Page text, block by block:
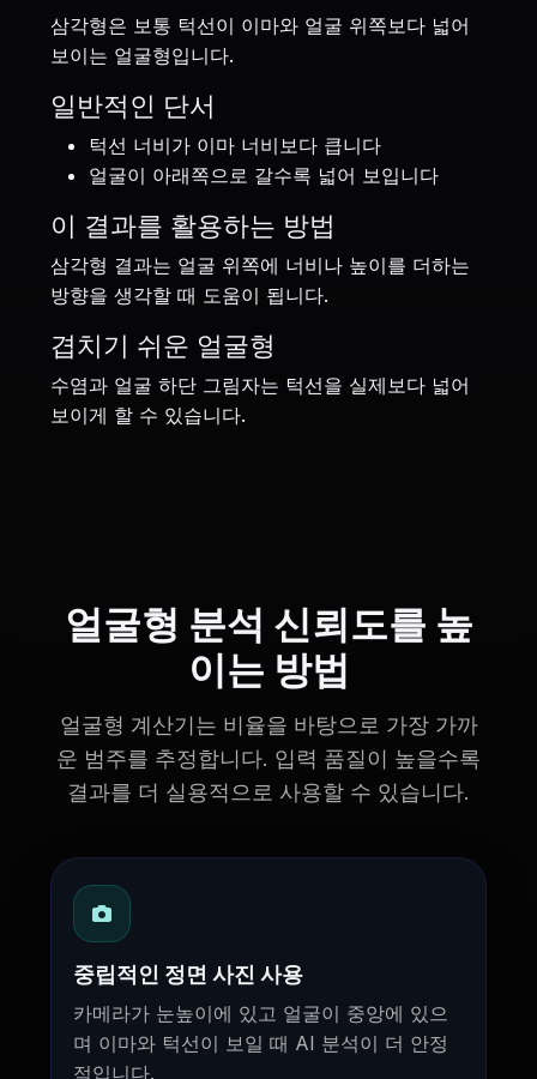
삼각형은 보통 턱선이 이마와 얼굴 위쪽보다 넓어
보이는 얼굴형입니다.
일반적인 단서
턱선 너비가 이마 너비보다 큽니다
얼굴이 아래쪽으로 갈수록 넓어 보입니다
이 결과를 활용하는 방법
삼각형 결과는 얼굴 위쪽에 너비나 높이를 더하는
방향을 생각할 때 도움이 됩니다.
겹치기 쉬운 얼굴형
수염과 얼굴 하단 그림자는 턱선을 실제보다 넓어
보이게 할 수 있습니다.
얼굴형 분석 신뢰도를 높
이는 방법
얼굴형 계산기는 비율을 바탕으로 가장 가까
운 범주를 추정합니다. 입력 품질이 높을수록
결과를 더 실용적으로 사용할 수 있습니다.
중립적인 정면 사진 사용
카메라가 눈높이에 있고 얼굴이 중앙에 있으
며 이마와 턱선이 보일 때 AI 분석이 더 안정
적입니다.